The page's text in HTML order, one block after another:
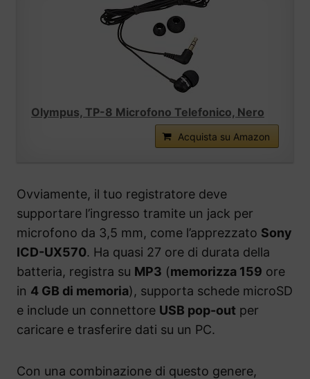
Olympus, TP-8 Microfono Telefonico, Nero
Acquista su Amazon
Ovviamente, il tuo registratore deve
supportare l’ingresso tramite un jack per
microfono da 3,5 mm, come l’apprezzato Sony
ICD-UX570. Ha quasi 27 ore di durata della
batteria, registra su MP3 (memorizza 159 ore
in 4 GB di memoria), supporta schede microSD
e include un connettore USB pop-out per
caricare e trasferire dati su un PC.
Con una combinazione di questo genere,